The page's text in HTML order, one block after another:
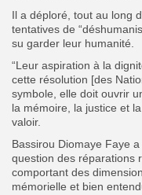
Il a déploré, tout au long
tentatives de
su garder leur humanité.
“Leur aspiration à la
cette résolution [des
symbole, elle doit ouvrir
la mémoire, la justice et
valoir.
Bassirou Diomaye Faye
question des réparations
comportant des
mémorielle et bien